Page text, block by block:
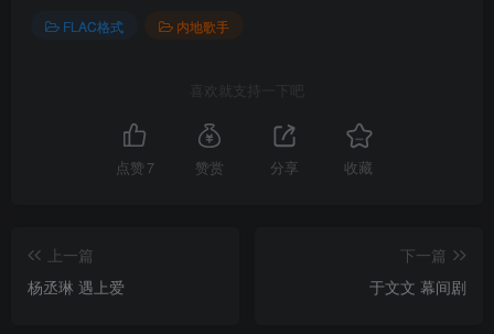
FLAC格式 内地歌手
喜欢就支持一下吧
点赞 7 赞赏 分享 收藏
上一篇
杨丞琳 遇上爱
下一篇
于文文 幕间剧